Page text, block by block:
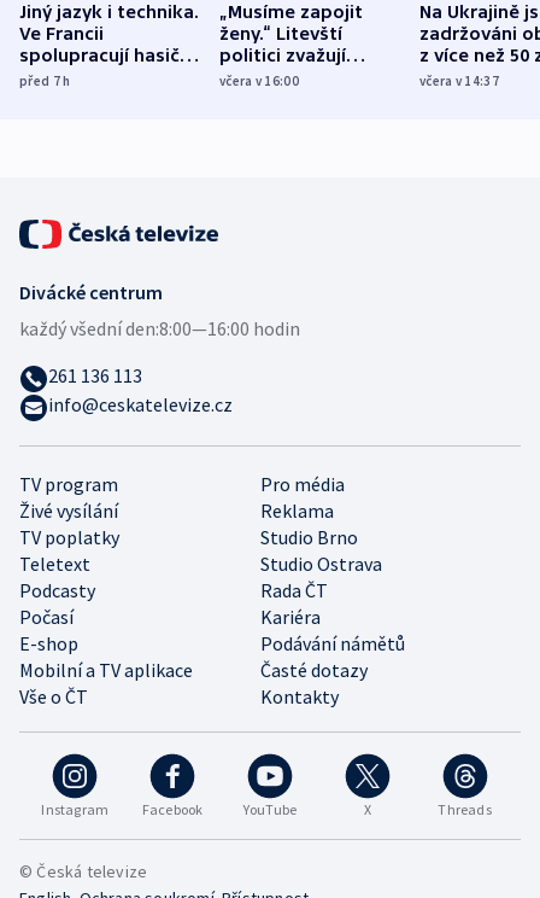
Jiný jazyk i technika.
Ve Francii
spolupracují hasiči z
různých zemí
před 7h
„Musíme zapojit
ženy.“ Litevští
politici zvažují
dohodu o
včera v 16:00
Na Ukrajině
zadržováni
z více než 50
Bojovali na
včera v 14:37
Instagram Facebook YouTube X Threads
TV program
Pro média
Živé vysílání
Reklama
TV poplatky
Studio Brno
Teletext
Studio Ostrava
Podcasty
Rada ČT
Počasí
Kariéra
E-shop
Podávání námětů
Mobilní a TV aplikace
Časté dotazy
Vše o ČT
Kontakty
Divácké centrum
každý všední den:8:00—16:00 hodin
261 136 113
info@ceskatelevize.cz
© Česká televize